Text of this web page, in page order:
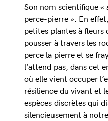
Son nom scientifique «
perce-pierre ». En
petites plantes à
pousser à travers les
perce la pierre et se
l’attend pas, dans cet
où elle vient occuper
résilience du vivant et
espèces discrètes qui
silencieusement à